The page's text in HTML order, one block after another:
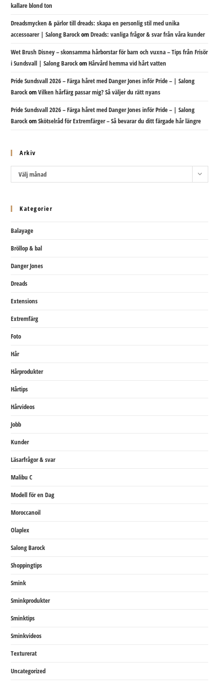
kallare blond ton
Dreadsmycken & pärlor till dreads: skapa en personlig stil med unika
accessoarer | Salong BarockomDreads: vanliga frågor & svar från våra kunder
Wet Brush Disney – skonsamma hårborstar för barn och vuxna – Tips från Frisör
i Sundsvall | Salong BarockomHårvård hemma vid hårt vatten
Pride Sundsvall 2026 – Färga håret med Danger Jones inför Pride – | Salong
BarockomVilken hårfärg passar mig? Så väljer du rätt nyans
Pride Sundsvall 2026 – Färga håret med Danger Jones inför Pride – | Salong
BarockomSkötselråd för Extremfärger – Så bevarar du ditt färgade hår längre
Arkiv
ArkivVälj månad
Kategorier
Balayage
Bröllop & bal
Danger Jones
Dreads
Extensions
Extremfärg
Foto
Hår
Hårprodukter
Hårtips
Hårvideos
Jobb
Kunder
Läsarfrågor & svar
Malibu C
Modell för en Dag
Moroccanoil
Olaplex
Salong Barock
Shoppingtips
Smink
Sminkprodukter
Sminktips
Sminkvideos
Texturerat
Uncategorized